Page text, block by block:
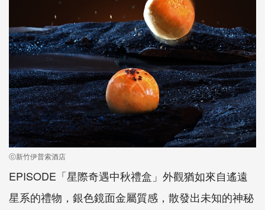
ⓒ新竹伊普索酒店
EPISODE「星際奇遇中秋禮盒」外觀猶如來自遙遠
星系的禮物，銀色鏡面金屬質感，散發出未知的神秘